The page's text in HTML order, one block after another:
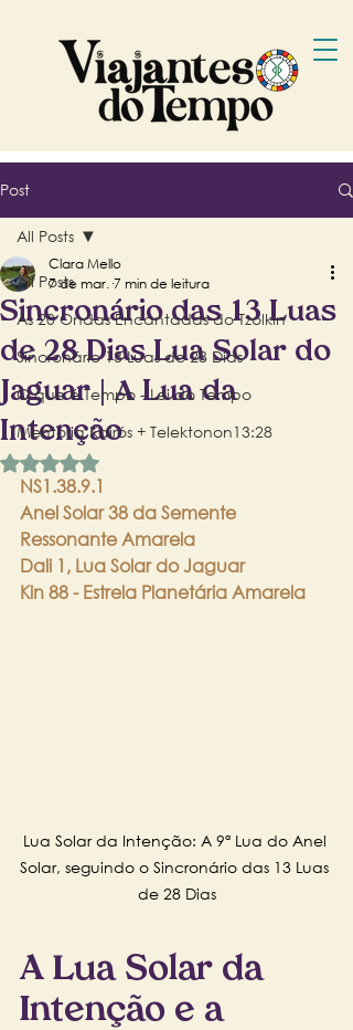
Post
All Posts
As 20 Ondas Encantadas do Tzolkin
Sincronário 13 Luas de 28 Dias
O que é Tempo - Lei do Tempo
Mentoria Kairós + Telektonon13:28
All Posts
Sincronário das 13 Luas
de 28 Dias Lua Solar do
Jaguar | A Lua da
Intenção
Clara Mello
7 de mar. 7 min de leitura
Avaliado com NaN de 5 estrelas.
NS1.38.9.1
Anel Solar 38 da Semente
Ressonante Amarela
Dali 1, Lua Solar do Jaguar
Kin 88 - Estrela Planetária Amarela
Lua Solar da Intenção: A 9ª Lua do Anel
Solar, seguindo o Sincronário das 13 Luas
de 28 Dias
A Lua Solar da
Intenção e a